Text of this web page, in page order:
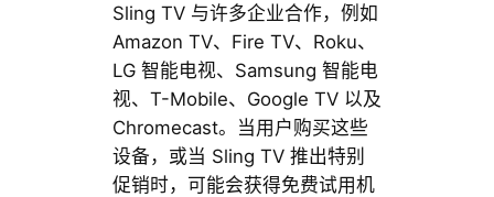
Sling TV 与许多企业合作，例如
Amazon TV、Fire TV、Roku、
LG 智能电视、Samsung 智能电
视、T-Mobile、Google TV 以及
Chromecast。当用户购买这些
设备，或当 Sling TV 推出特别
促销时，可能会获得免费试用机